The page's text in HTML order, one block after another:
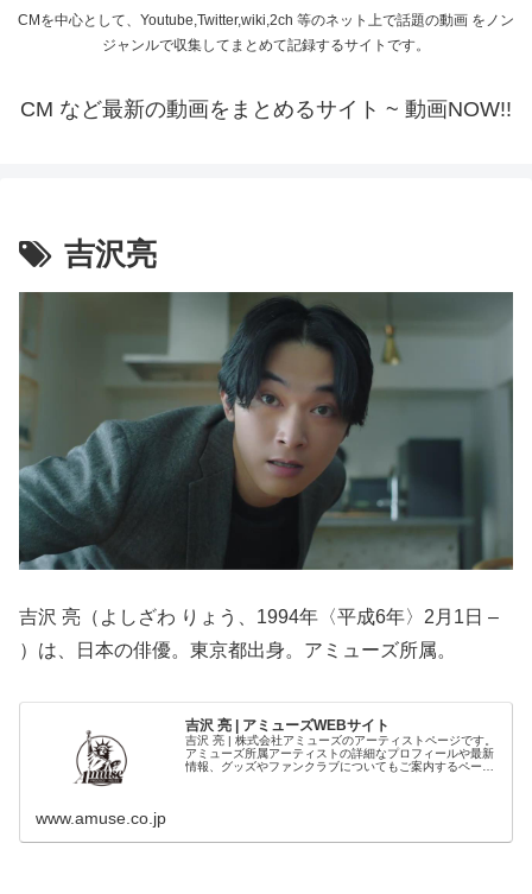
CMを中心として、Youtube,Twitter,wiki,2ch 等のネット上で話題の動画 をノン
ジャンルで収集してまとめて記録するサイトです。
CM など最新の動画をまとめるサイト ~ 動画NOW!!
吉沢亮
吉沢 亮（よしざわ りょう、1994年〈平成6年〉2月1日 –
）は、日本の俳優。東京都出身。アミューズ所属。
吉沢 亮 | アミューズWEBサイト
吉沢 亮 | 株式会社アミューズのアーティストページです。
アミューズ所属アーティストの詳細なプロフィールや最新
情報、グッズやファンクラブについてもご案内するページ
www.amuse.co.jp